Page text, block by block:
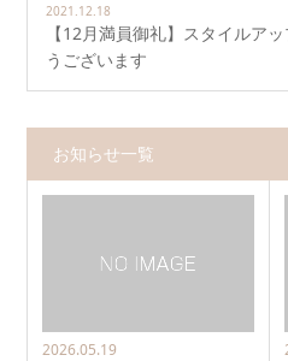
2021.12.18
【12月満員御礼】スタイルア
うございます
お知らせ一覧
2026.05.19